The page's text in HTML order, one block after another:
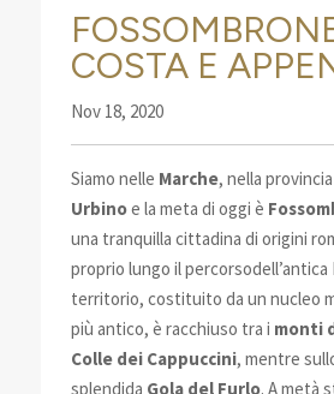
COSTA E
Nov 18, 2020
Siamo nelle Marche, nella
Urbinoe la meta di oggi è
una tranquilla cittadina di origini
proprio lungo il percorsodell’antica
territorio, costituito da un nucleo
più antico, è racchiuso tra i monti
Colle dei Cappuccini, mentre
splendida Gola del Furlo. A metà